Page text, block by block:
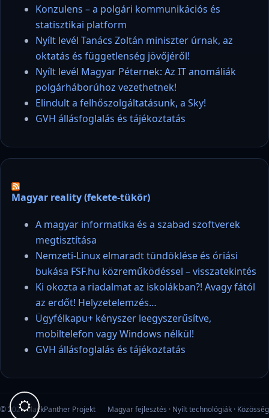
Konzulens – a polgári kommunikációs és
statisztikai platform
Nyílt levél Tanács Zoltán miniszter úrnak, az
oktatás és függetlenség jövőjéről!
Nyílt levél Magyar Péternek: Az IT anomáliák
polgárháborúhoz vezethetnek!
Elindult a felhőszolgáltatásunk, a Sky!
GVH állásfoglalás és tájékoztatás
Magyar reality (fekete-tükör)
A magyar informatika és a szabad szoftverek
megtisztítása
Nemzeti-Linux elmaradt tündöklése és óriási
bukása FSF.hu közreműködéssel – visszatekintés
Ki okozta a riadalmat az iskolákban?! Avagy fától
az erdőt! Helyzetelemzés…
Ügyfélkapu+ kényszer leegyszerűsítve,
mobiltelefon vagy Windows nélkül!
GVH állásfoglalás és tájékoztatás
© 2026 blackPanther Projekt Magyar fejlesztés · Nyílt technológiák · Közösség